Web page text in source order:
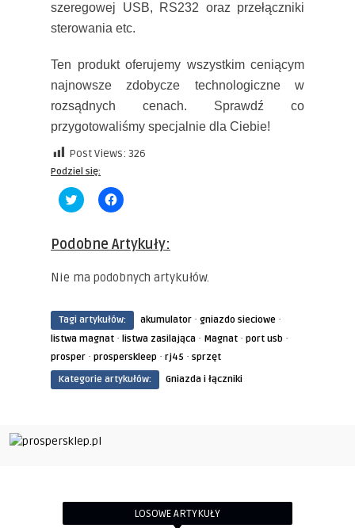
szeregowej USB, RS232 oraz przełączniki
sterowania etc.
Ten produkt oferujemy wszystkim ceniącym
najnowsze zdobycze technologiczne w
rozsądnych cenach. Sprawdź co
przygotowaliśmy specjalnie dla Ciebie!
Post Views: 326
Podziel się:
Click
to
Twitter
(Opens
window)
Click
to
Facebook
(Opens
new
window)
Podobne Artykuły:
Nie ma podobnych artykułów.
Tagi artykułów: akumulator · gniazdo sieciowe ·
listwa magnat · listwa zasilająca · Magnat · port usb ·
prosper · prosperskleep · rj45 · sprzęt
Kategorie artykułów:
Gniazda i łączniki
LOSOWE ARTYKUŁY